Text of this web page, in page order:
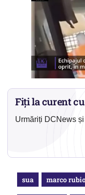
Fiți la curent
Urmăriți DCNews
sua marco